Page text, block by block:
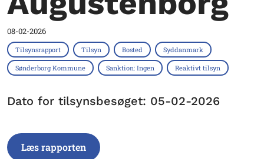
08-02-2026
Tilsynsrapport Tilsyn Bosted Syddanmark
Sønderborg Kommune Sanktion: Ingen Reaktivt tilsyn
Dato for tilsynsbesøget: 05-02-2026
Læs rapporten